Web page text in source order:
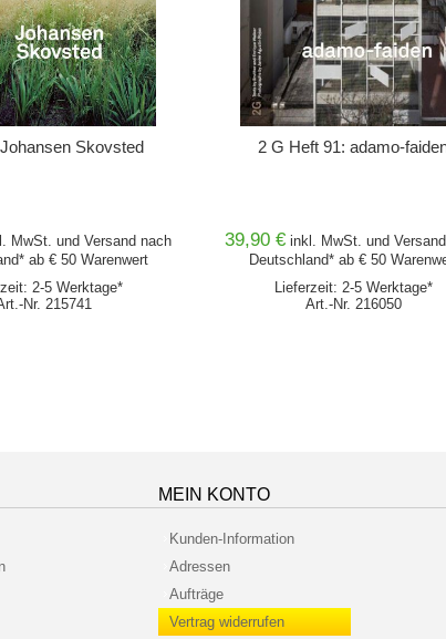
Skovsted
MwSt. und Versand nach
ab € 50 Warenwert
2-5 Werktage*
Nr. 215741
2 G Heft 91: adamo-
39,90 € inkl. MwSt. und Versand
Deutschland* ab € 50
Lieferzeit: 2-5 Werktage*
Art.-Nr. 216050
MEIN KONTO
Kunden-Information
Adressen
Aufträge
Vertrag widerrufen